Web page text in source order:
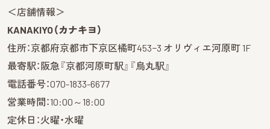
＜店舗情報＞
KANAKIYO（カナキヨ）
住所：京都府京都市下京区橘町453−3 オリヴィエ河原町 1F
最寄駅：阪急『京都河原町駅』『烏丸駅』
電話番号：070-1833-6677
営業時間：10:00～18:00
定休日：火曜・水曜